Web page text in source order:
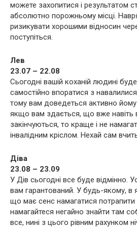
можете захопитися і результатом
абсолютно порожньому місці.
ризикувати хорошими відносин
поступіться.
Лев
23.07 – 22.08
Сьогодні вашій коханій людині
самостійно впоратися з
тому вам доведеться активно йому
якщо вам здається, що вже навіть
закінчуються, то краще і не
інвалідним кріслом. Нехай сам
Діва
23.08 – 23.09
У Дів сьогодні все буде відмінно.
вам гарантований. У будь-якому, в
що має сенс намагатися
намагайтеся негайно знайти там
все, нині з цього рівним рахунком